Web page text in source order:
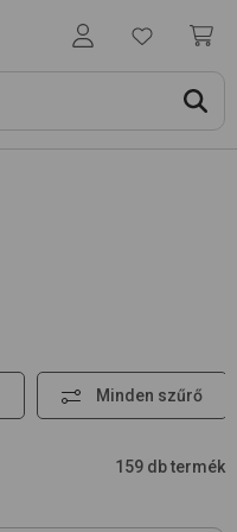
Minden szűrő
159 db termék